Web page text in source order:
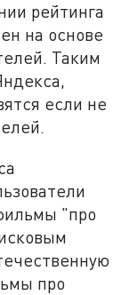
рейтинга
на основе
Таким
если не
"про
про